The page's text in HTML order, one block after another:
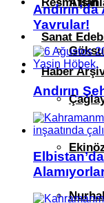
Sanat
Haber
Yavrular!
Andırın